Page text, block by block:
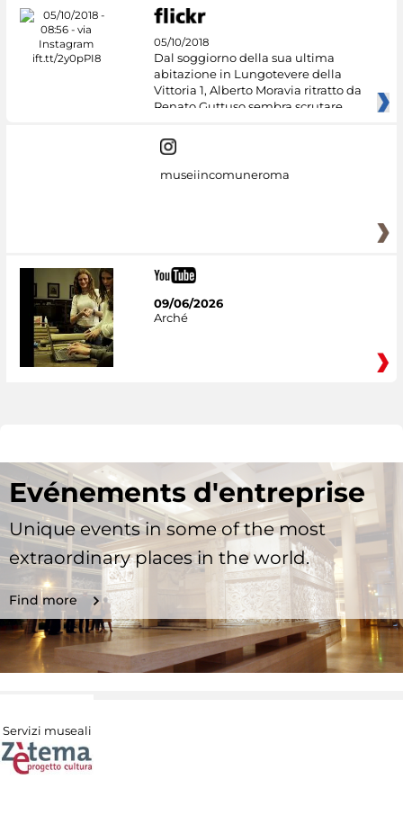
05/10/2018
Dal soggiorno della sua ultima
abitazione in Lungotevere della
Vittoria 1, Alberto Moravia ritratto da
Renato Guttuso sembra scrutare
museiincomuneroma
09/06/2026
Arché
Evénements d'entreprise
Unique events in some of the most
extraordinary places in the world.
Find more
Servizi museali